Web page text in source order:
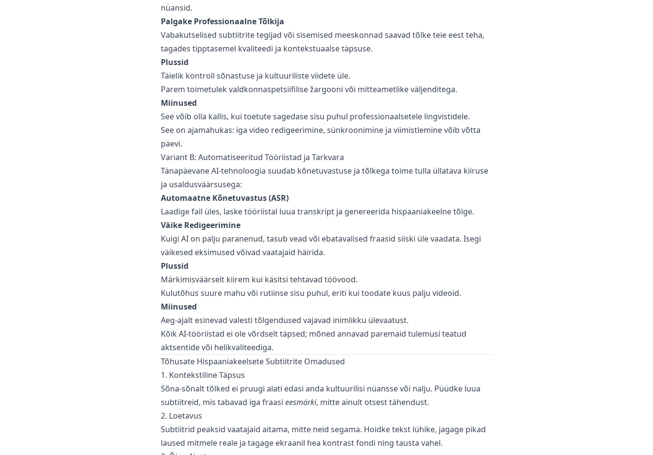
nüansid.
Palgake Professionaalne Tõlkija
Vabakutselised subtiitrite tegijad või sisemised meeskonnad saavad tõlke teie eest teha,
tagades tipptasemel kvaliteedi ja kontekstuaalse täpsuse.
Plussid
Täielik kontroll sõnastuse ja kultuuriliste viidete üle.
Parem toimetulek valdkonnaspetsiifilise žargooni või mitteametlike väljenditega.
Miinused
See võib olla kallis, kui toetute sagedase sisu puhul professionaalsetele lingvistidele.
See on ajamahukas: iga video redigeerimine, sünkroonimine ja viimistlemine võib võtta
päevi.
Variant B: Automatiseeritud Tööriistad ja Tarkvara
Tänapäevane AI-tehnoloogia suudab kõnetuvastuse ja tõlkega toime tulla üllatava kiiruse
ja usaldusväärsusega:
Automaatne Kõnetuvastus (ASR)
Laadige fail üles, laske tööriistal luua transkript ja genereerida hispaaniakeelne tõlge.
Väike Redigeerimine
Kuigi AI on palju paranenud, tasub vead või ebatavalised fraasid siiski üle vaadata. Isegi
väikesed eksimused võivad vaatajaid häirida.
Plussid
Märkimisväärselt kiirem kui käsitsi tehtavad töövood.
Kulutõhus suure mahu või rutiinse sisu puhul, eriti kui toodate kuus palju videoid.
Miinused
Aeg-ajalt esinevad valesti tõlgendused vajavad inimlikku ülevaatust.
Kõik AI-tööriistad ei ole võrdselt täpsed; mõned annavad paremaid tulemusi teatud
aktsentide või helikvaliteediga.
Tõhusate Hispaaniakeelsete Subtiitrite Omadused
1. Kontekstiline Täpsus
Sõna-sõnalt tõlked ei pruugi alati edasi anda kultuurilisi nüansse või nalju. Püüdke luua
subtiitreid, mis tabavad iga fraasi eesmärki, mitte ainult otsest tähendust.
2. Loetavus
Subtiitrid peaksid vaatajaid aitama, mitte neid segama. Hoidke tekst lühike, jagage pikad
laused mitmele reale ja tagage ekraanil hea kontrast fondi ning tausta vahel.